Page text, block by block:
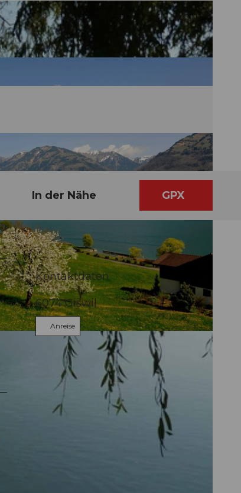
In der Nähe GPX
Kontaktdaten
6074Giswil
Anreise